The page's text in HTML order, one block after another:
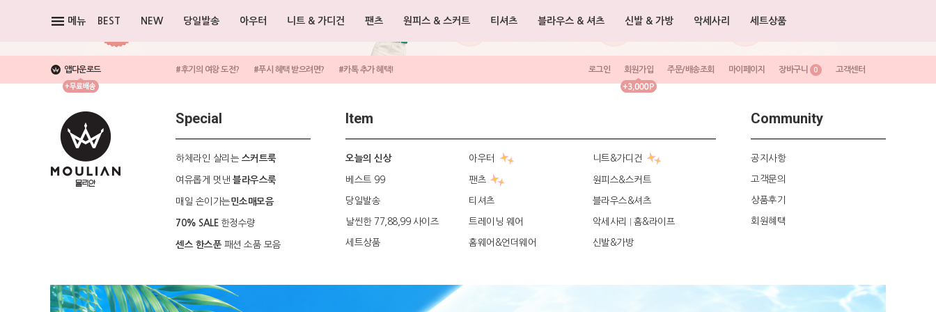
앱다운로드 #후기의 여왕 도전? #푸시 혜택 받으려면? #카톡 추가 혜택! 로그인 회원가입 주문/배송조회 마이페이지 장바구니 0 고객센터
Special
하체라인 살리는 스커트룩
여유롭게 멋낸 블라우스룩
매일 손이가는민소매모음
70% SALE 한정수량
센스 한스푼패션 소품 모음
Item
오늘의 신상 아우터 니트&가디건
베스트 99 팬츠 원피스&스커트
당일발송 티셔츠 블라우스&셔츠
날씬한 77,88,99 사이즈 트레이닝 웨어 악세사리 홈&라이프
세트상품 홈웨어&언더웨어 신발&가방
Community
공지사항
고객문의
상품후기
회원혜택
메뉴 BEST NEW 당일발송 아우터 니트 & 가디건 팬츠 원피스 & 스커트 티셔츠 블라우스 & 셔츠 신발 & 가방 악세사리 세트상품